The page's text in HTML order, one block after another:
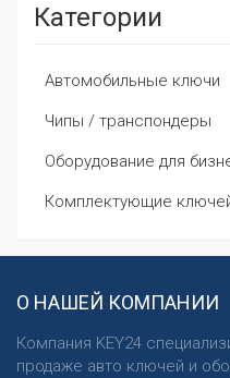
Категории
Автомобильные ключи
Чипы / транспондеры
Оборудование для
Комплектующие
О НАШЕЙ КОМПАНИИ
Компания KEY24
продаже авто ключей и